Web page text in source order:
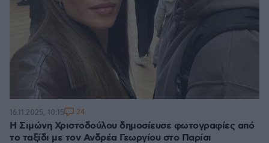
Η Σιμώνη Χριστοδούλου δημοσίευσε φωτογραφίες από
το ταξίδι με τον Ανδρέα Γεωργίου στο Παρίσι
16.11.2025, 10:15 24